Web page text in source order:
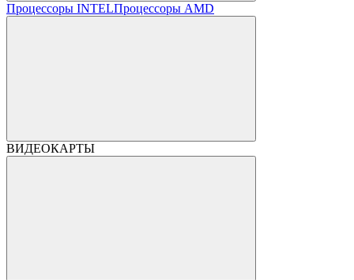
Процессоры INTELПроцессоры AMD
ВИДЕОКАРТЫ